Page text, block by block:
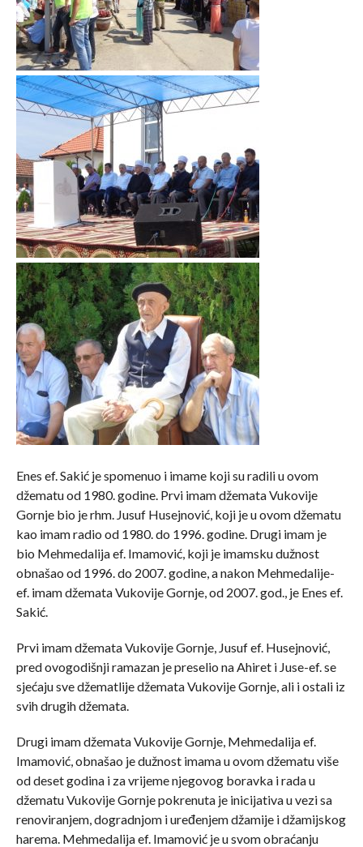
Enes ef. Sakić je spomenuo i imame koji su radili u ovom
džematu od 1980. godine. Prvi imam džemata Vukovije
Gornje bio je rhm. Jusuf Husejnović, koji je u ovom džematu
kao imam radio od 1980. do 1996. godine. Drugi imam je
bio Mehmedalija ef. Imamović, koji je imamsku dužnost
obnašao od 1996. do 2007. godine, a nakon Mehmedalije-
ef. imam džemata Vukovije Gornje, od 2007. god., je Enes ef.
Sakić.
Prvi imam džemata Vukovije Gornje, Jusuf ef. Husejnović,
pred ovogodišnji ramazan je preselio na Ahiret i Juse-ef. se
sjećaju sve džematlije džemata Vukovije Gornje, ali i ostali iz
svih drugih džemata.
Drugi imam džemata Vukovije Gornje, Mehmedalija ef.
Imamović, obnašao je dužnost imama u ovom džematu više
od deset godina i za vrijeme njegovog boravka i rada u
džematu Vukovije Gornje pokrenuta je inicijativa u vezi sa
renoviranjem, dogradnjom i uređenjem džamije i džamijskog
harema. Mehmedalija ef. Imamović je u svom obraćanju